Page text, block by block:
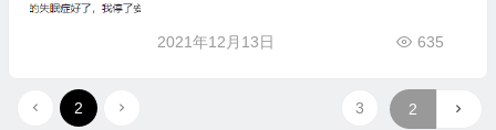
2021年12月13日 635
3
2